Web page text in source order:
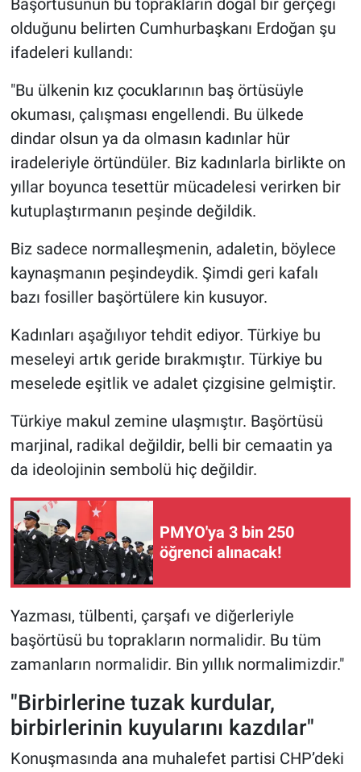
Başörtüsünün bu toprakların doğal bir gerçeği
olduğunu belirten Cumhurbaşkanı Erdoğan şu
ifadeleri kullandı:
"Bu ülkenin kız çocuklarının baş örtüsüyle
okuması, çalışması engellendi. Bu ülkede
dindar olsun ya da olmasın kadınlar hür
iradeleriyle örtündüler. Biz kadınlarla birlikte on
yıllar boyunca tesettür mücadelesi verirken bir
kutuplaştırmanın peşinde değildik.
Biz sadece normalleşmenin, adaletin, böylece
kaynaşmanın peşindeydik. Şimdi geri kafalı
bazı fosiller başörtülere kin kusuyor.
Kadınları aşağılıyor tehdit ediyor. Türkiye bu
meseleyi artık geride bırakmıştır. Türkiye bu
meselede eşitlik ve adalet çizgisine gelmiştir.
Türkiye makul zemine ulaşmıştır. Başörtüsü
marjinal, radikal değildir, belli bir cemaatin ya
da ideolojinin sembolü hiç değildir.
PMYO'ya 3 bin 250
öğrenci alınacak!
Yazması, tülbenti, çarşafı ve diğerleriyle
başörtüsü bu toprakların normalidir. Bu tüm
zamanların normalidir. Bin yıllık normalimizdir."
"Birbirlerine tuzak kurdular,
birbirlerinin kuyularını kazdılar"
Konuşmasında ana muhalefet partisi CHP’deki